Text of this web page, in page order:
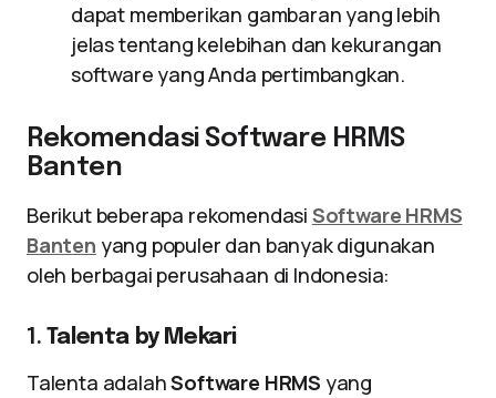
dapat memberikan gambaran yang lebih
jelas tentang kelebihan dan kekurangan
software yang Anda pertimbangkan.
Rekomendasi Software HRMS
Banten
Berikut beberapa rekomendasi Software HRMS
Banten yang populer dan banyak digunakan
oleh berbagai perusahaan di Indonesia:
1. Talenta by Mekari
Talenta adalahSoftware HRMS yang